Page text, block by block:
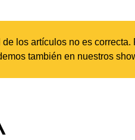
los artículos no es
también en nuestros